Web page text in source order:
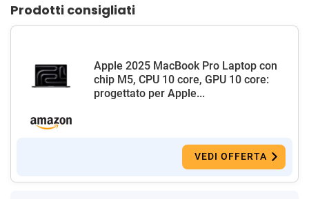
Prodotti consigliati
Apple 2025 MacBook Pro Laptop con
chip M5, CPU 10 core, GPU 10 core:
progettato per Apple...
VEDI OFFERTA